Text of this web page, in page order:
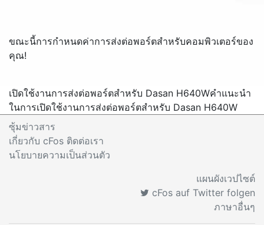
ขณะนี้การกำหนดค่าการส่งต่อพอร์ตสำหรับคอมพิวเตอร์ของ
คุณ!
เปิดใช้งานการส่งต่อพอร์ตสำหรับ Dasan H640Wคำแนะนำ
ในการเปิดใช้งานการส่งต่อพอร์ตสำหรับ Dasan H640W
ซุ้มข่าวสาร
เกี่ยวกับ cFos ติดต่อเรา
นโยบายความเป็นส่วนตัว
แผนผังเวปไซต์
cFos auf Twitter folgen
ภาษาอื่นๆ